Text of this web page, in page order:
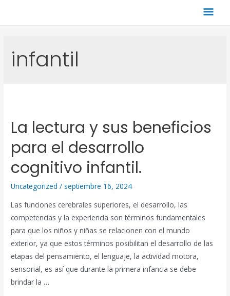
infantil
La lectura y sus beneficios
para el desarrollo
cognitivo infantil.
Uncategorized / septiembre 16, 2024
Las funciones cerebrales superiores, el desarrollo, las
competencias y la experiencia son términos fundamentales
para que los niños y niñas se relacionen con el mundo
exterior, ya que estos términos posibilitan el desarrollo de las
etapas del pensamiento, el lenguaje, la actividad motora,
sensorial, es así que durante la primera infancia se debe
brindar la …